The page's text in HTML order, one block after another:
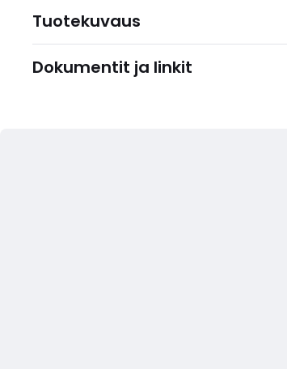
Tuotekuvaus
Dokumentit ja linkit